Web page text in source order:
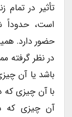
تأثیر در تمام
است، حدوداً
حضور دارد.
در نظر گرفته
باشد یا آن
با آن چیزی که
آن چیزی که در